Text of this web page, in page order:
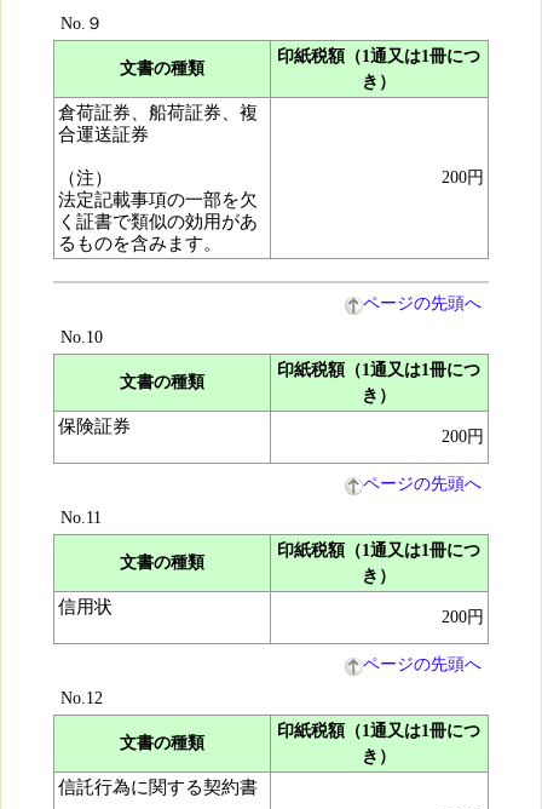
No.９
文書の種類
印紙税額（1通又は1冊につ
き）
倉荷証券、船荷証券、複
合運送証券
（注）
法定記載事項の一部を欠
く証書で類似の効用があ
るものを含みます。
200円
ページの先頭へ
No.10
文書の種類
印紙税額（1通又は1冊につ
き）
保険証券
200円
ページの先頭へ
No.11
文書の種類
印紙税額（1通又は1冊につ
き）
信用状
200円
ページの先頭へ
No.12
文書の種類
印紙税額（1通又は1冊につ
き）
信託行為に関する契約書